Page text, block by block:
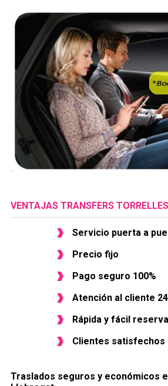
VENTAJAS TRANSFERS
Servicio puerta a
Precio fijo
Pago seguro 100%
Atención al cliente
Rápida y fácil reserva
Clientes satisfechos
Traslados seguros y económicos